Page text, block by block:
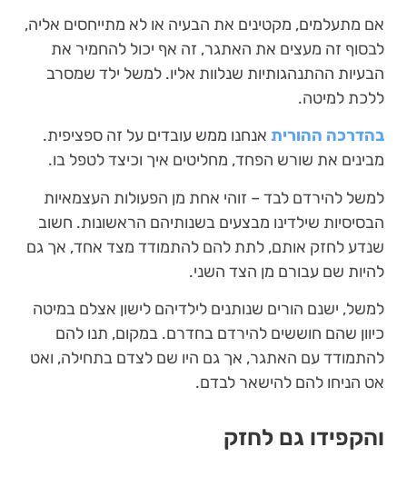
אם מתעלמים, מקטינים את הבעיה או לא מתייחסים אליה,
לבסוף זה מעצים את האתגר, זה אף יכול להחמיר את
הבעיות ההתנהגותיות שנלוות אליו. למשל ילד שמסרב
ללכת למיטה.
בהדרכה ההורית אנחנו ממש עובדים על זה ספציפית.
מבינים את שורש הפחד, מחליטים איך וכיצד לטפל בו.
למשל להירדם לבד – זוהי אחת מן הפעולות העצמאיות
הבסיסיות שילדינו מבצעים בשנותיהם הראשונות. חשוב
שנדע לחזק אותם, לתת להם להתמודד מצד אחד, אך גם
להיות שם עבורם מן הצד השני.
למשל, ישנם הורים שנותנים לילדיהם לישון אצלם במיטה
כיוון שהם חוששים להירדם בחדרם. במקום, תנו להם
להתמודד עם האתגר, אך גם היו שם לצדם בתחילה, ואט
אט הניחו להם להישאר לבדם.
והקפידו גם לחזק